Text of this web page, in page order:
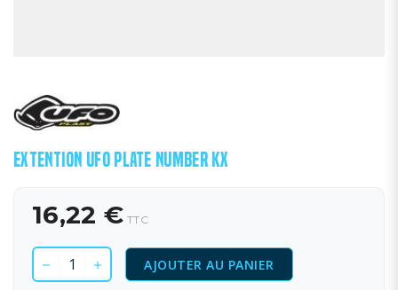
EXTENTION UFO PLATE NUMBER KX
16,22 € TTC
AJOUTER AU PANIER